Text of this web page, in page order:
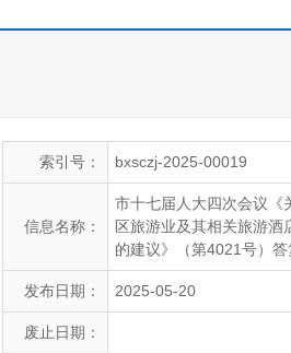
索引号： bxsczj-2025-00019
信息名称：
市十七届人大四次会议《
区旅游业及其相关旅游酒
的建议》（第4021号）答
发布日期： 2025-05-20
废止日期：